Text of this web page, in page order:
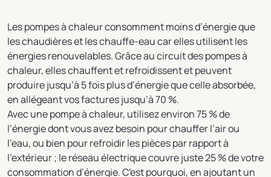
Les pompes à chaleur consomment moins d’énergie que
les chaudières et les chauffe-eau car elles utilisent les
énergies renouvelables. Grâce au circuit des pompes à
chaleur, elles chauffent et refroidissent et peuvent
produire jusqu’à 5 fois plus d’énergie que celle absorbée,
en allégeant vos factures jusqu’à 70 %.
Avec une pompe à chaleur, utilisez environ 75 % de
l’énergie dont vous avez besoin pour chauffer l’air ou
l’eau, ou bien pour refroidir les pièces par rapport à
l’extérieur ; le réseau électrique couvre juste 25 % de votre
consommation d’énergie. C'est pourquoi, en ajoutant un